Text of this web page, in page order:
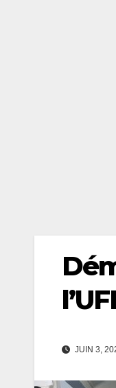
JUIN 3,